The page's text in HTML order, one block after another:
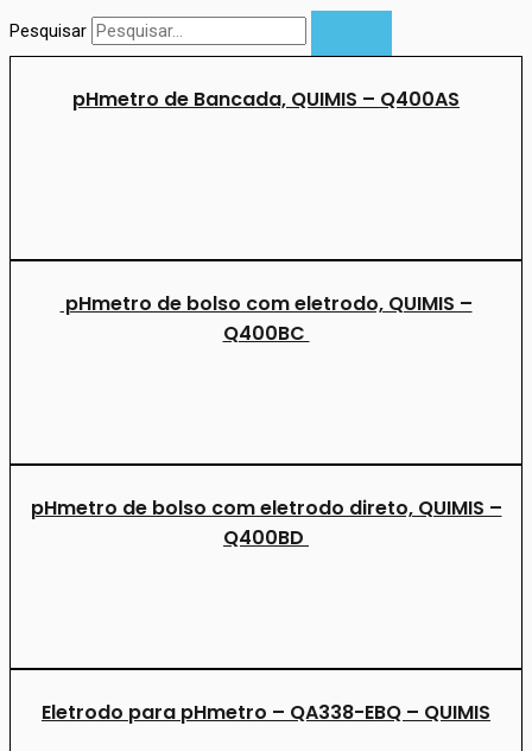
Pesquisar
pHmetro de Bancada, QUIMIS – Q400AS
pHmetro de bolso com eletrodo, QUIMIS –
Q400BC
pHmetro de bolso com eletrodo direto, QUIMIS –
Q400BD
Eletrodo para pHmetro – QA338-EBQ – QUIMIS